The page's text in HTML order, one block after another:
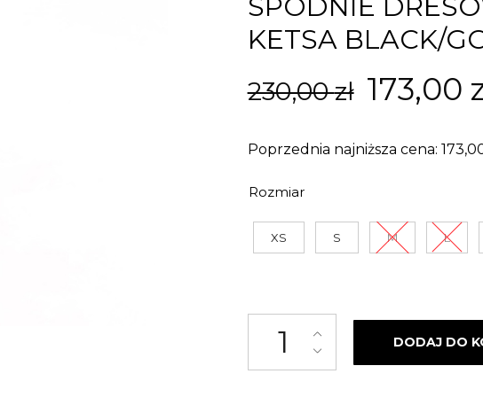
SPODNIE
KETSA BLACK/
230,00zł
cena
230,00
173,00
Poprzednia najniższa cena:
Rozmiar
XS S M L
ilość SPODNIE DRESOWE
DODAJ DO